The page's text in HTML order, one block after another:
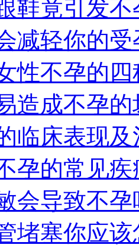
鞋竟引发不
减轻你的受
性不孕的
造成不孕的
临床表现
孕的常见疾
会导致不孕
堵塞你应